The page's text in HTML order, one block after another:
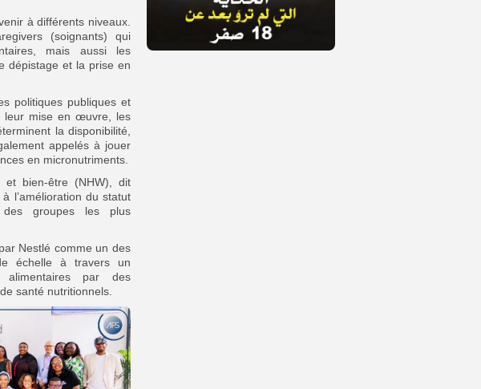
à différents niveaux.
(soignants) qui
mais aussi les
dépistage et la prise en
politiques publiques et
leur mise en œuvre, les
la disponibilité,
appelés à jouer
en micronutriments.
et bien-être (NHW), dit
l’amélioration du statut
des groupes les plus
Nestlé comme un des
échelle à travers un
alimentaires par des
santé nutritionnels.